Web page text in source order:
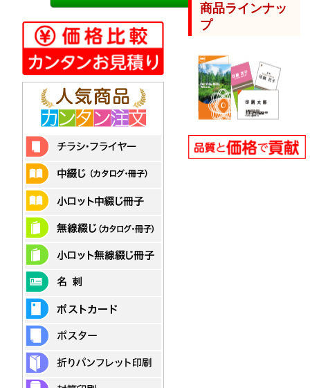
商品ラインナッ
プ